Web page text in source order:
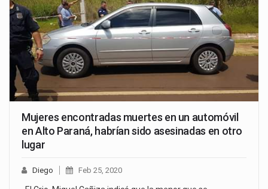
Mujeres encontradas muertes en un automóvil
en Alto Paraná, habrían sido asesinadas en otro
lugar
Diego Feb 25, 2020